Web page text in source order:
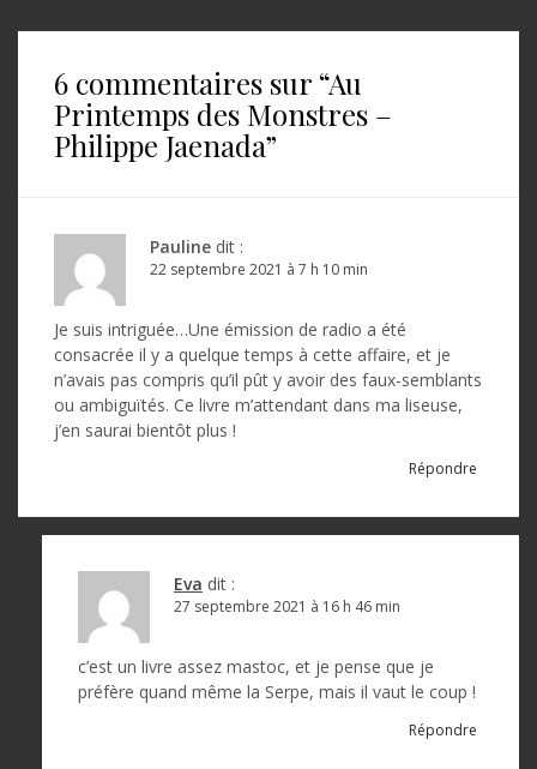
r
6 commentaires sur “Au
Printemps des Monstres –
Philippe Jaenada”
Pauline dit :
22 septembre 2021 à 7 h 10 min
Je suis intriguée…Une émission de radio a été
consacrée il y a quelque temps à cette affaire, et je
n’avais pas compris qu’il pût y avoir des faux-semblants
ou ambiguïtés. Ce livre m’attendant dans ma liseuse,
j’en saurai bientôt plus !
Répondre
Eva dit :
27 septembre 2021 à 16 h 46 min
c’est un livre assez mastoc, et je pense que je
préfère quand même la Serpe, mais il vaut le coup !
Répondre